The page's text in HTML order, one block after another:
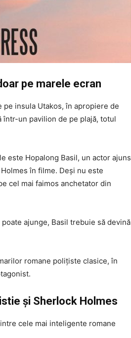
pe marele ecran
insula Utakos, în apropiere de
într-un pavilion de pe plajă, totul
este Hopalong Basil, un actor ajuns
în filme. Deși nu este
cel mai faimos anchetator din
ajunge, Basil trebuie să devină
romane polițiste clasice, în
și Sherlock Holmes
cele mai inteligente romane